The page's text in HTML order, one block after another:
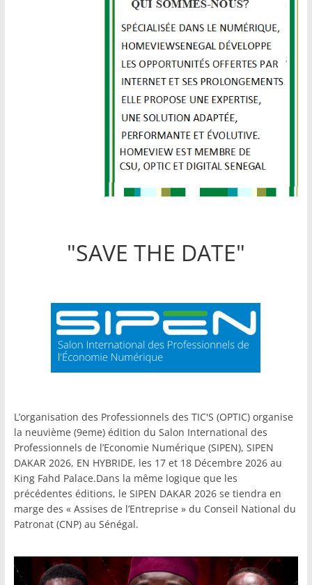
"SAVE THE DATE"
L’organisation des Professionnels des TIC'S (OPTIC) organise
la neuvième (9eme) édition du Salon International des
Professionnels de l’Economie Numérique (SIPEN), SIPEN
DAKAR 2026, EN HYBRIDE, les 17 et 18 Décembre 2026 au
King Fahd Palace.Dans la même logique que les
précédentes éditions, le SIPEN DAKAR 2026 se tiendra en
marge des « Assises de l’Entreprise » du Conseil National du
Patronat (CNP) au Sénégal.